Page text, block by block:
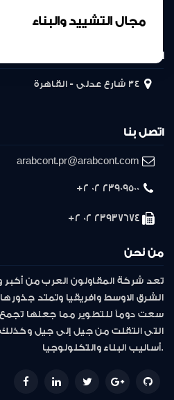
مجال التشييد والبناء
34 شارع عدلى - القاهرة
اتصل بنا
arabcont.pr@arabcont.com
23909500 02 2+
23937674 02 2+
من نحن
تعد شركة المقاولون العرب من
الشرق الاوسط وافريقيا وتمتد
سعت دوماً للتطوير مما جعلها تجمع
التى انتقلت من جيل إلى جيل
أساليب البناء والتكنولوجيا.